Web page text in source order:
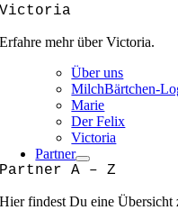
Victoria
Erfahre mehr über Victoria.
Über uns
MilchBärtchen-
Marie
Der Felix
Victoria
Partner
Partner A – Z
Hier findest Du eine